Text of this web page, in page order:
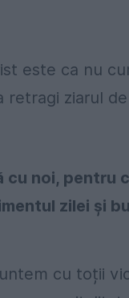
este ca nu
ziarul
cu noi,
zilei și
cu toții